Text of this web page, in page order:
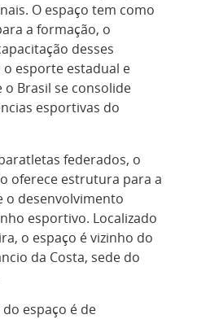
O espaço tem como
a formação, o
desses
esporte estadual e
Brasil se consolide
esportivas do
federados, o
oferece estrutura para a
o desenvolvimento
esportivo. Localizado
o espaço é vizinho do
da Costa, sede do
espaço é de